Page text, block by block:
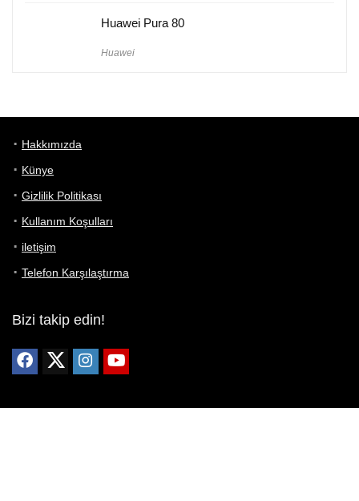
Huawei Pura 80
Huawei
Hakkımızda
Künye
Gizlilik Politikası
Kullanım Koşulları
iletişim
Telefon Karşılaştırma
Bizi takip edin!